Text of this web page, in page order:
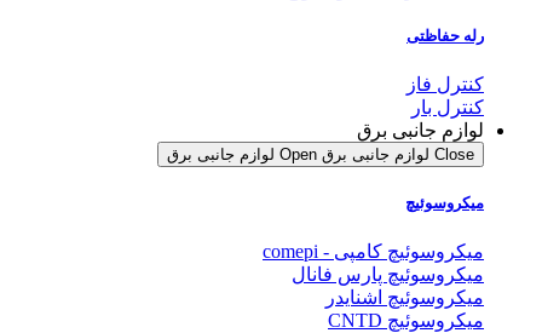
رله حفاظتی
کنترل فاز
کنترل بار
لوازم جانبی برق
Close لوازم جانبی برق Open لوازم جانبی برق
میکروسوئیچ
میکروسوئیچ کامپی - comepi
میکروسوئیچ پارس فانال
میکروسوئیچ اشنایدر
میکروسوئیچ CNTD